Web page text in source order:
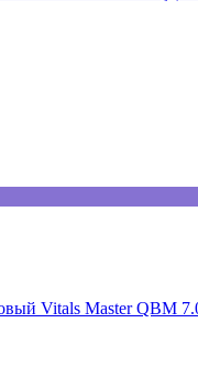
Vitals Master QBM